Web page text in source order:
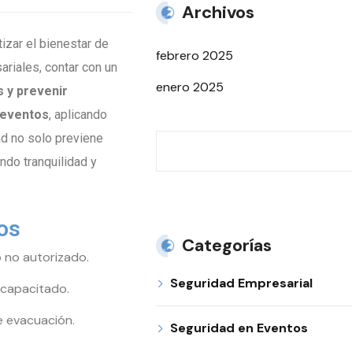
el bienestar de
contar con un
y prevenir
, aplicando
no solo previene
tranquilidad y
no autorizado.
evacuación.
Archivos
febrero 2025
enero 2025
Categorías
Seguridad Empresarial
Seguridad en Eventos